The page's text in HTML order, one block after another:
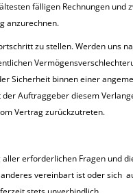
fälligen Rechnungen und
anzurechnen.
zu stellen. Werden uns
Sicherheit binnen einer
Auftraggeber diesem
Vertrag zurückzutreten.
erforderlichen Fragen und
vereinbart ist oder sich